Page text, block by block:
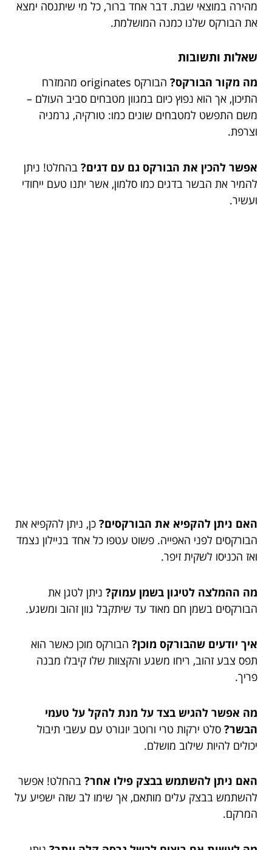
מהירה במוצאי שבת. דבר אחד ברור, כל מי שיתנסה ימצא
את הבורקס שלנו כמנה המושלמת.
שאלות ותשובות
מה מקור הבורקס?
הבורקס originates מהמזרח
התיכון, אך הוא נפוץ כיום במגוון מטבחים סביב העולם –
משם התפשט למטבחים שונים כמו: טורקיה, גרמניה
וצרפת.
אפשר להכין את הבורקס גם עם דגים? בהחלט! ניתן
להמיר את הבשר בדגים כמו סלמון, אשר יתנו טעם ייחודי
ועשיר.
האם ניתן להקפיא את הבורקסים? כן, ניתן להקפיא את
הבורקסים לפני האפייה. פשוט עטפו כל אחד בניילון נצמד
ואז הכניסו לשקית זיפר.
מה ההמלצה לטיגון בשמן עמוק? ניתן לטגן את
הבורקסים בשמן חם מאוד עד שיתקבל גוון זהוב ומשגע.
איך יודעים שהבורקס מוכן? הבורקס מוכן כאשר הוא
תפס צבע זהוב, ריחו משגע והקצוות שלו קיבלו מבנה
פריך.
מה אפשר להגיש בצד על מנת להקל על טעמי
הבשר? סלט ירקות טרי ורוטב יוגורט עם עשבי תיבול
יכולים להיות שילוב מושלם.
האם ניתן להשתמש בבצק פילו אחר? בהחלט! אפשר
להשתמש בבצק עלים מותאם, אך שימו לב שזה ישפיע על
המרקם.